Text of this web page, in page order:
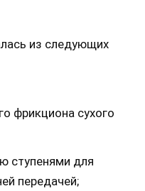
из следующих
фрикциона сухого
ступенями для
передачей;